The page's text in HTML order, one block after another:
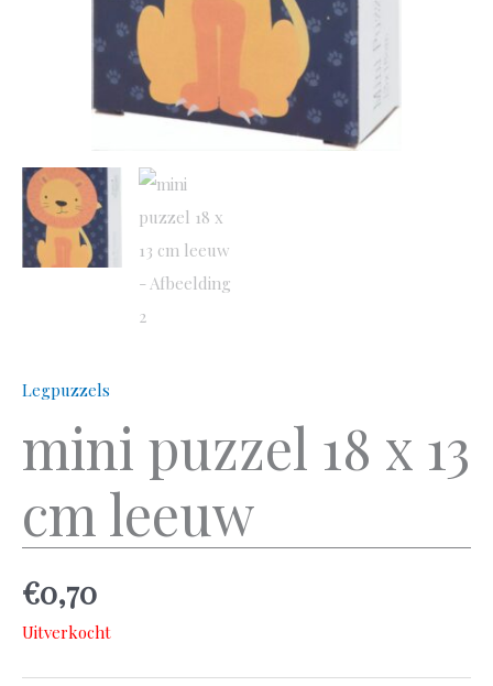
Legpuzzels
mini puzzel 18 x 13
cm leeuw
€0,70
Uitverkocht